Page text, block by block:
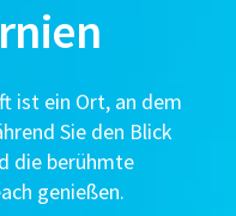
ist ein Ort, an dem
Sie den Blick
die berühmte
genießen.